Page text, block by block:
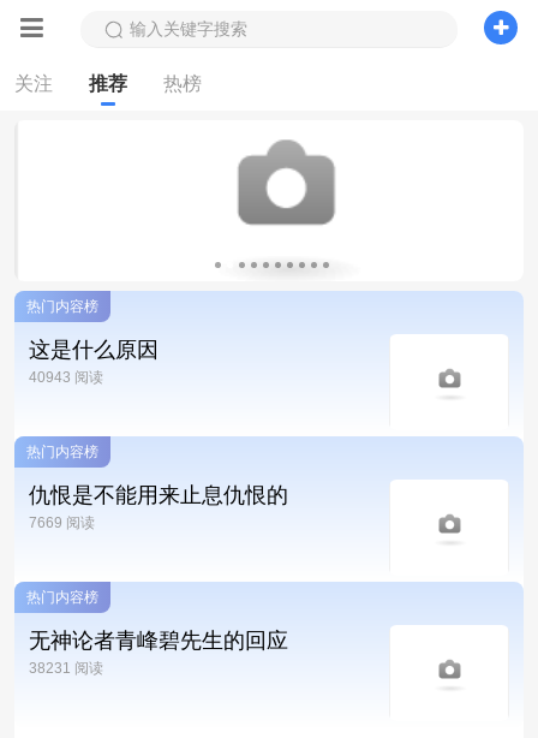
输入关键字搜索
关注 推荐 热榜
热门内容榜
这是什么原因
40943 阅读
热门内容榜
仇恨是不能用来止息仇恨的
7669 阅读
热门内容榜
无神论者青峰碧先生的回应
38231 阅读